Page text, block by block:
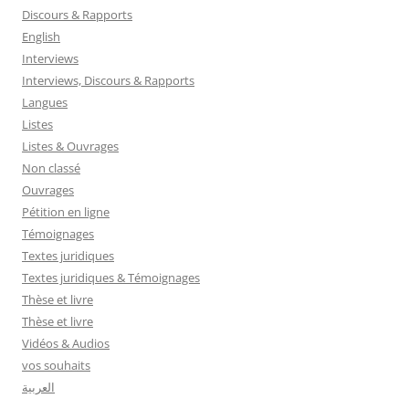
Discours & Rapports
English
Interviews
Interviews, Discours & Rapports
Langues
Listes
Listes & Ouvrages
Non classé
Ouvrages
Pétition en ligne
Témoignages
Textes juridiques
Textes juridiques & Témoignages
Thèse et livre
Thèse et livre
Vidéos & Audios
vos souhaits
العربية